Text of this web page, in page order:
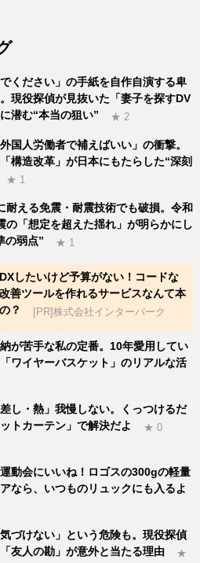
でください」の手紙を自作自演する卑
現役探偵が見抜いた「妻子を探すDV
潜む“本当の狙い”
★ 2
外国人労働者で補えばいい」の衝撃。
構造改革」が日本にもたらした“深刻
★ 1
耐える免震・耐震技術でも破損。令和
の「想定を超えた揺れ」が明らかにし
の弱点”
★ 1
したいけど予算がない！コードな
善ツールを作れるサービスなんて本
？
[PR]株式会社インターパーク
が苦手な私の定番。10年愛用してい
ワイヤーバスケット」のリアルな活
し・熱」我慢しない。くっつけるだ
トカーテン」で解決だよ
★ 0
動会にいいね！ロゴスの300gの軽量
なら、いつものリュックにも入るよ
づけない」という危険も。現役探偵
友人の勘」が意外と当たる理由
★